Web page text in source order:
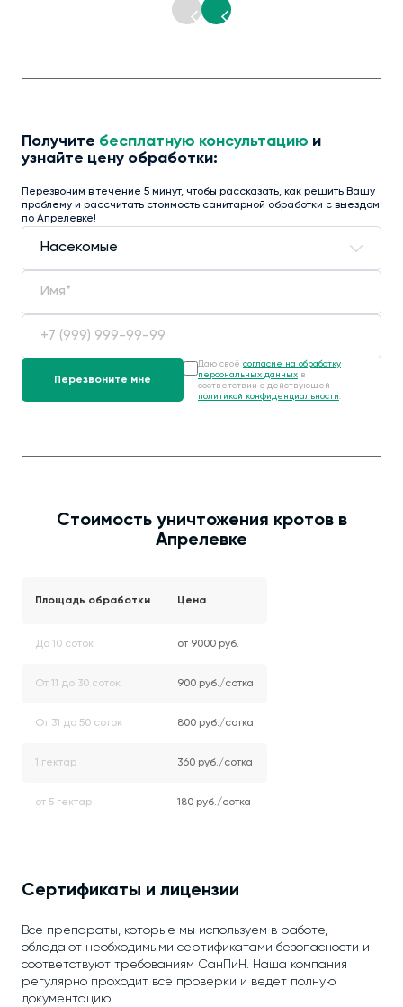
Получите бесплатную консультацию и
узнайте цену обработки:
Перезвоним в течение 5 минут, чтобы рассказать, как решить Вашу
проблему и рассчитать стоимость санитарной обработки с выездом
по Апрелевке!
Даю своё согласие на обработку
персональных данных в
соответствии с действующей
политикой конфиденциальности .
Стоимость уничтожения кротов в
Апрелевке
Площадь обработки Цена
До 10 соток от 9000 руб.
От 11 до 30 соток 900 руб./сотка
От 31 до 50 соток 800 руб./сотка
1 гектар 360 руб./сотка
от 5 гектар 180 руб./сотка
Сертификаты и лицензии
Все препараты, которые мы используем в работе,
обладают необходимыми сертификатами безопасности и
соответствуют требованиям СанПиН. Наша компания
регулярно проходит все проверки и ведет полную
документацию.